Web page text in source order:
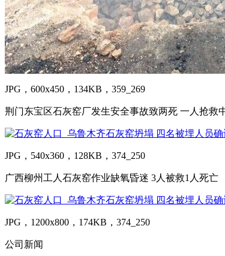
JPG，600x450，134KB，359_269
荆门东宝区石灰窑厂发生安全事故致两死 一人抢救
JPG，540x360，128KB，374_250
广西柳州工人石灰窑作业缺氧昏迷 3人被救1人死亡
JPG，1200x800，174KB，374_250
公司新闻